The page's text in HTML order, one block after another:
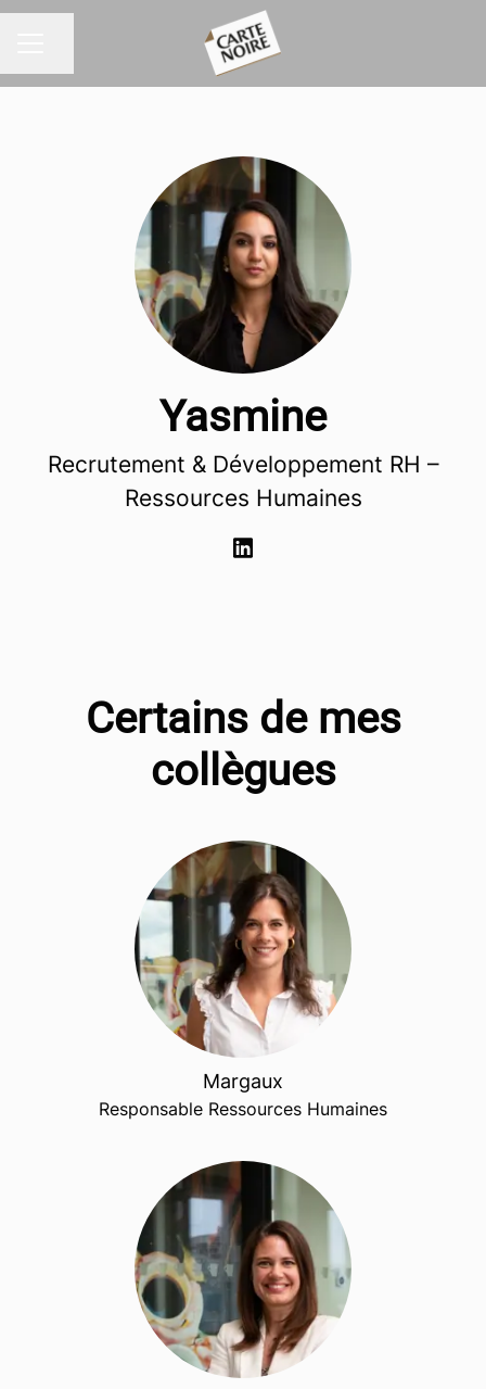
Yasmine
Recrutement & Développement RH –
Ressources Humaines
Certains de mes
collègues
Margaux
Responsable Ressources Humaines